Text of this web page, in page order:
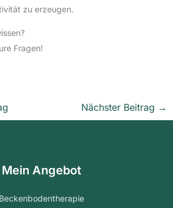
zu erzeugen.
Fragen!
Nächster Beitrag →
Mein Angebot
Beckenbodentherapie